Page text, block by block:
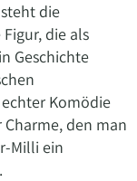
die
die als
Geschichte
Komödie
den man
Milli ein